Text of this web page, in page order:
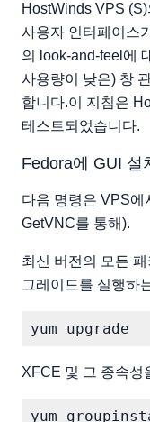
HostWinds VPS
사용자 인터페이스
의 look-and-feel에
사용량이 낮은) 창
합니다.이 지침은
테스트되었습니다.
Fedora에 GUI 설
다음 명령은 VPS에
GetVNC를 통해).
최신 버전의 모든
그레이드를 실행하
XFCE 및 그 종속성